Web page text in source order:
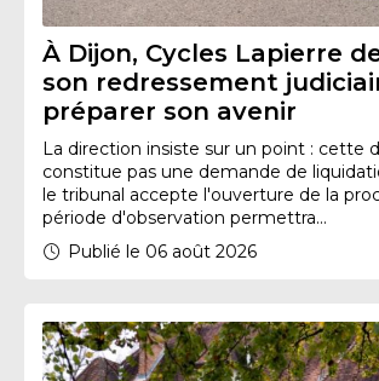
À Dijon, Cycles Lapierre
son redressement
préparer son avenir
La direction insiste sur un point : cette
constitue pas une demande de
le tribunal accepte l'ouverture de la
période d'observation permettra...
Publié le 06 août 2026